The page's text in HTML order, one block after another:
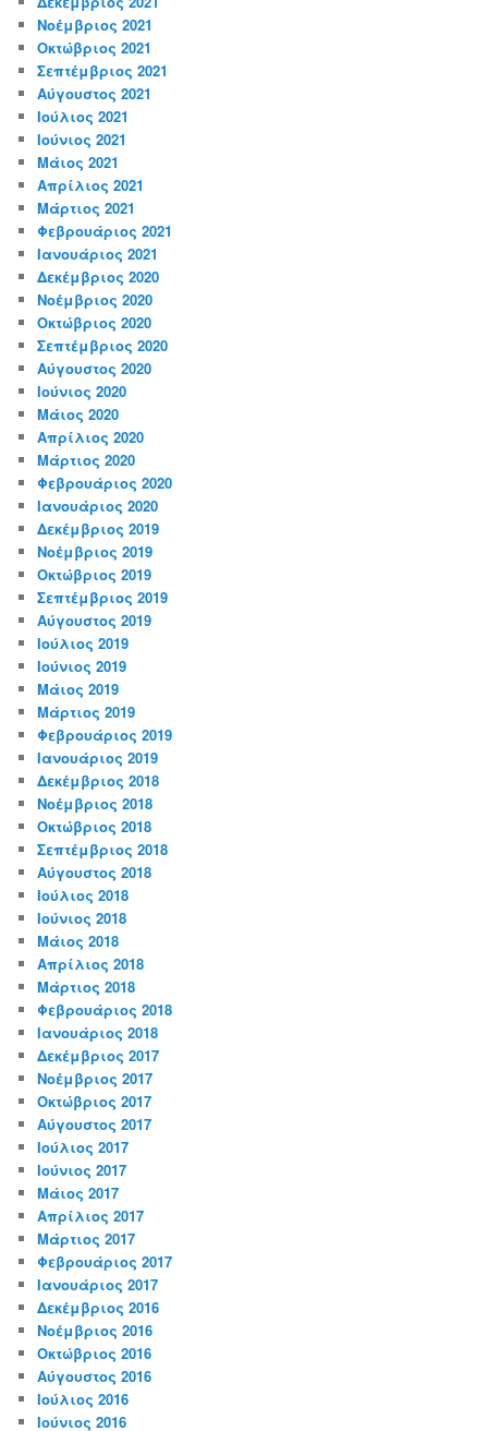
Νοέμβριος 2021
Οκτώβριος 2021
Σεπτέμβριος 2021
Αύγουστος 2021
Ιούλιος 2021
Ιούνιος 2021
Μάιος 2021
Απρίλιος 2021
Μάρτιος 2021
Φεβρουάριος 2021
Ιανουάριος 2021
Δεκέμβριος 2020
Νοέμβριος 2020
Οκτώβριος 2020
Σεπτέμβριος 2020
Αύγουστος 2020
Ιούνιος 2020
Μάιος 2020
Απρίλιος 2020
Μάρτιος 2020
Φεβρουάριος 2020
Ιανουάριος 2020
Δεκέμβριος 2019
Νοέμβριος 2019
Οκτώβριος 2019
Σεπτέμβριος 2019
Αύγουστος 2019
Ιούλιος 2019
Ιούνιος 2019
Μάιος 2019
Μάρτιος 2019
Φεβρουάριος 2019
Ιανουάριος 2019
Δεκέμβριος 2018
Νοέμβριος 2018
Οκτώβριος 2018
Σεπτέμβριος 2018
Αύγουστος 2018
Ιούλιος 2018
Ιούνιος 2018
Μάιος 2018
Απρίλιος 2018
Μάρτιος 2018
Φεβρουάριος 2018
Ιανουάριος 2018
Δεκέμβριος 2017
Νοέμβριος 2017
Οκτώβριος 2017
Αύγουστος 2017
Ιούλιος 2017
Ιούνιος 2017
Μάιος 2017
Απρίλιος 2017
Μάρτιος 2017
Φεβρουάριος 2017
Ιανουάριος 2017
Δεκέμβριος 2016
Νοέμβριος 2016
Οκτώβριος 2016
Αύγουστος 2016
Ιούλιος 2016
Ιούνιος 2016